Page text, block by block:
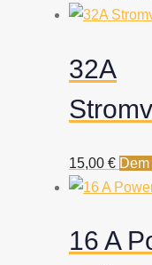
32A
15,00 €
16 A